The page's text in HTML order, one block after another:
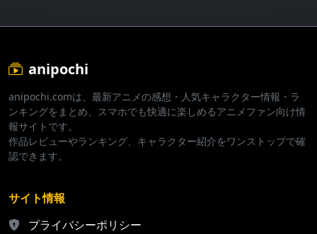
anipochi
anipochi.comは、最新アニメの感想・人気キャラクター情報・ラ
ンキングをまとめ、スマホでも快適に楽しめるアニメファン向け情
報サイトです。
作品レビューやランキング、キャラクター紹介をワンストップで確
認できます。
サイト情報
プライバシーポリシー